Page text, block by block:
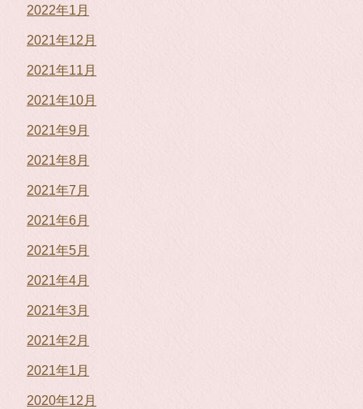
2022年1月
2021年12月
2021年11月
2021年10月
2021年9月
2021年8月
2021年7月
2021年6月
2021年5月
2021年4月
2021年3月
2021年2月
2021年1月
2020年12月